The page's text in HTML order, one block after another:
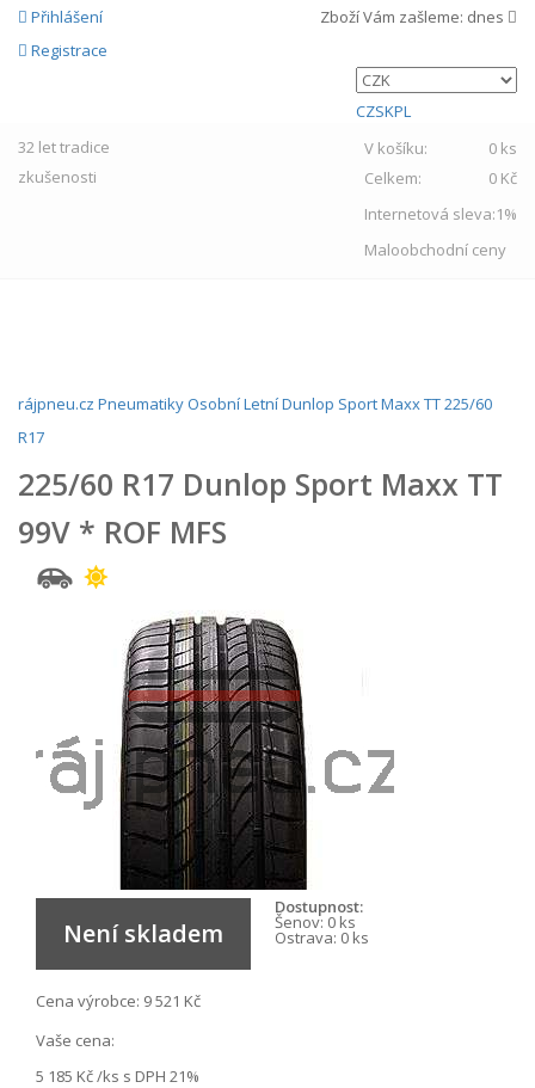
Přihlášení
Registrace
Zboží Vám zašleme: dnes
CZSKPL
32 lettradice
zkušenosti
V košíku:
0 ks
Celkem:
0 Kč
Internetová sleva:1%
Maloobchodní ceny
rájpneu.cz PneumatikyOsobníLetníDunlop Sport Maxx TT225/60
R17
225/60 R17 Dunlop Sport Maxx TT
99V * ROF MFS
Není skladem
Dostupnost:
Šenov: 0 ks
Ostrava: 0 ks
Cena výrobce: 9 521 Kč
Vaše cena:
5 185 Kč/ks s DPH 21%